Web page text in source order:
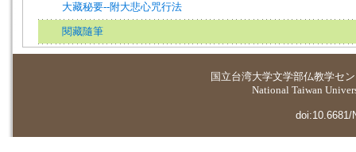
大藏秘要--附大悲心咒行法
閱藏隨筆
国立台湾大学文学部仏教学セ
National Taiwan
doi:10.6681/